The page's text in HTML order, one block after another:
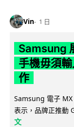
Vin 1 日
Samsung
手機毋須
作
Samsung 電子 MX
表示，品牌正推動
文